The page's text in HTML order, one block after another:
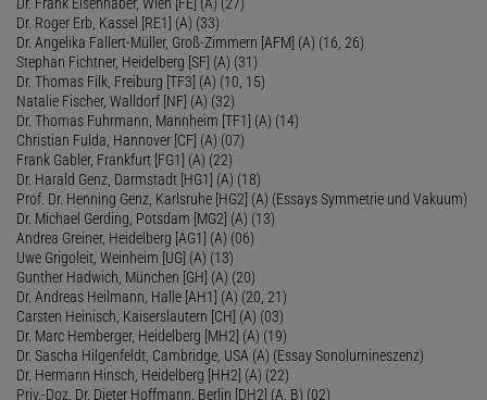
Dr. Roger Erb, Kassel [RE1] (A) (33)
Dr. Angelika Fallert-Müller, Groß-Zimmern [AFM] (A) (16, 26)
Stephan Fichtner, Heidelberg [SF] (A) (31)
Dr. Thomas Filk, Freiburg [TF3] (A) (10, 15)
Natalie Fischer, Walldorf [NF] (A) (32)
Dr. Thomas Fuhrmann, Mannheim [TF1] (A) (14)
Christian Fulda, Hannover [CF] (A) (07)
Frank Gabler, Frankfurt [FG1] (A) (22)
Dr. Harald Genz, Darmstadt [HG1] (A) (18)
Prof. Dr. Henning Genz, Karlsruhe [HG2] (A) (Essays Symmetrie und Vakuum)
Dr. Michael Gerding, Potsdam [MG2] (A) (13)
Andrea Greiner, Heidelberg [AG1] (A) (06)
Uwe Grigoleit, Weinheim [UG] (A) (13)
Gunther Hadwich, München [GH] (A) (20)
Dr. Andreas Heilmann, Halle [AH1] (A) (20, 21)
Carsten Heinisch, Kaiserslautern [CH] (A) (03)
Dr. Marc Hemberger, Heidelberg [MH2] (A) (19)
Dr. Sascha Hilgenfeldt, Cambridge, USA (A) (Essay Sonolumineszenz)
Dr. Hermann Hinsch, Heidelberg [HH2] (A) (22)
Priv.-Doz. Dr. Dieter Hoffmann, Berlin [DH2] (A, B) (02)